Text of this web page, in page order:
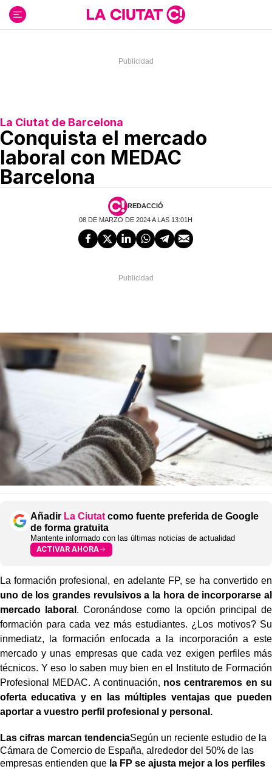
contenido
La Ciutat de Barcelona
Conquista el mercado
laboral con MEDAC
Barcelona
REDACCIÓ
08 DE MARZO DE 2024 A LAS 13:01H
Añadir La Ciutat como fuente preferida de Google
de forma gratuita
Mantente informado con las últimas noticias de actualidad
ACTIVAR AHORA
La formación profesional, en adelante FP, se ha convertido en
uno de los grandes revulsivos a la hora de incorporarse al
mercado laboral . Coronándose como la opción principal de
formación para cada vez más estudiantes. ¿Los motivos? Su
inmediatz, la formación enfocada a la incorporación a este
mercado y unas empresas que cada vez exigen perfiles más
técnicos. Y eso lo saben muy bien en el Instituto de Formación
Profesional MEDAC. A continuación, nos centraremos en su
oferta educativa y en las múltiples ventajas que pueden
aportar a vuestro perfil profesional y personal.
Las cifras marcan tendenciaSegún un reciente estudio de la
Cámara de Comercio de España, alrededor del 50% de las
empresas entienden que la FP se ajusta mejor a los perfiles